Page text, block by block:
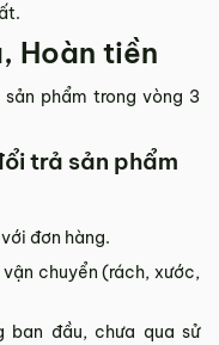
Hoàn tiền
phẩm trong vòng 3
trả sản phẩm
đơn hàng.
chuyển (rách, xước,
ban đầu, chưa qua sử